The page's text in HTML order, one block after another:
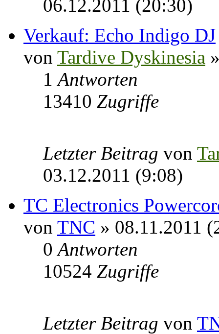
06.12.2011 (20:30)
Verkauf: Echo Indigo DJ
von Tardive Dyskinesia
1Antworten
13410 Zugriffe
Letzter Beitrag von
03.12.2011 (9:08)
TC Electronics
von TNC » 08.11.2011
0Antworten
10524 Zugriffe
Letzter Beitrag von